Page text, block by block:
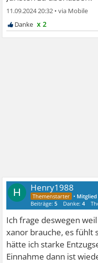
11.09.2024 20:32 •
x 2
H Henry1988
• Mitglied
Beiträge:5 Danke:4
Ich frage deswegen
xanor brauche, es fühlt
hätte ich starke
Einnahme dann ist